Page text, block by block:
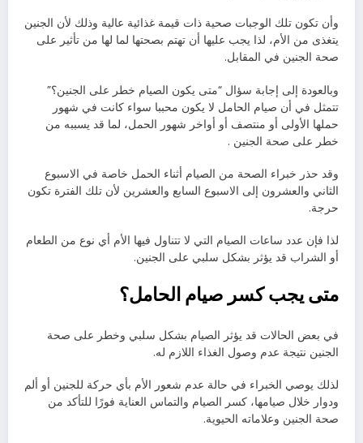
وأن تكون تلك الوجبات صحية ذات قيمة غذائية عالية وذلك لأن الجنين
يتغذى من الأم، لذا يجب عليها أن تهتم بصحتها لما لها من تأثير على
صحة الجنين في المقابل.
وبالعودة إلى إجابة سؤال “متى يكون الصيام خطر على الجنين؟”
تتمثل في أن صيام الحامل لا يكون محببا سواء كانت في شهور
حملها الأولى أو منتصف أو أواخر شهور الحمل، لما قد يسببه من
خطر على صحة الجنين .
وقد حذر خبراء الصحة من الصيام أثناء الحمل خاصة في الاسبوع
الثاني والعشرون إلى الاسبوع السابع والعشرين لأن تلك الفترة تكون
حرجة.
لذا فإن عدد ساعات الصيام التي لا تتناول فيها الأم أي نوع من الطعام
أو الشراب قد يؤثر بشكل سلبي على الجنين.
متى يجب كسر صيام الحامل؟
في بعض الحالات قد يؤثر الصيام بشكل سلبي وخطر على صحة
الجنين نتيجة عدم وصول الغذاء اللازم له.
لذلك يوصي الخبراء في حالة عدم شعور الأم بأي حركة للجنين أو ألم
ودوار خلال صيامها، كسر الصيام والتماس العناية فورًا للتأكد من
صحة الجنين وعلاماته الحيوية.